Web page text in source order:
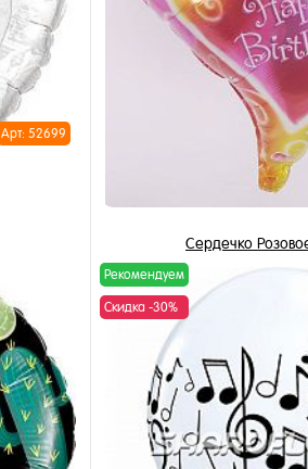
Арт: 52699
Сердечко
В
Купить в 1 клик
В избранное
Рекомендуем
Скидка -30%